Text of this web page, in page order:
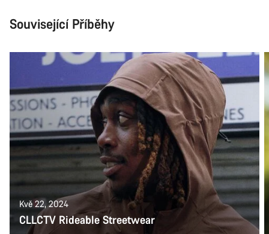
Související Příběhy
Kvě 22, 2024
CLLCTV Rideable Streetwear